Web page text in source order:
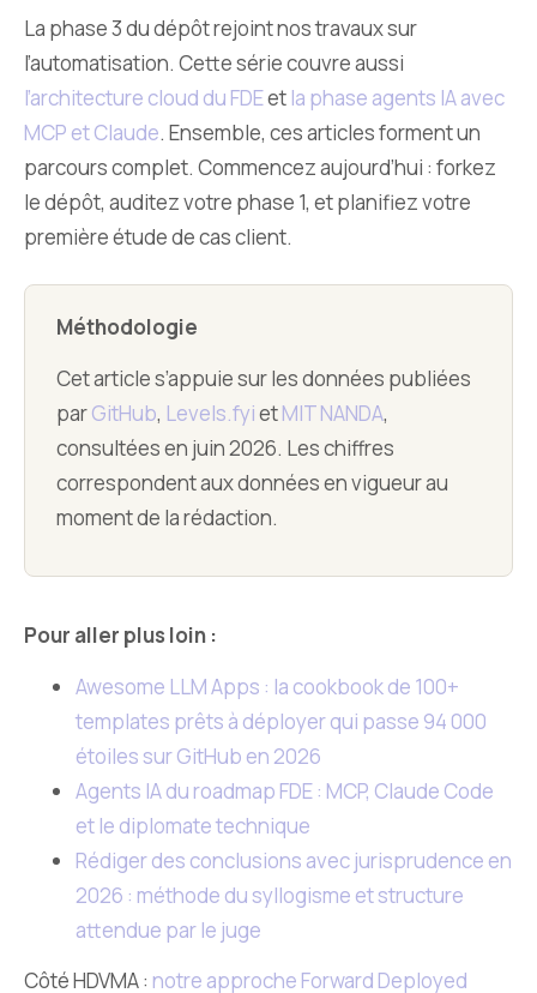
La phase 3 du dépôt rejoint nos travaux sur
l’automatisation. Cette série couvre aussi
l’architecture cloud du FDEet la phase agents IA avec
MCP et Claude. Ensemble, ces articles forment un
parcours complet. Commencez aujourd’hui : forkez
le dépôt, auditez votre phase 1, et planifiez votre
première étude de cas client.
Méthodologie
Cet article s’appuie sur les données publiées
parGitHub, Levels.fyietMIT NANDA,
consultées en juin 2026. Les chiffres
correspondent aux données en vigueur au
moment de la rédaction.
Pour aller plus loin :
Awesome LLM Apps : la cookbook de 100+
templates prêts à déployer qui passe 94 000
étoiles sur GitHub en 2026
Agents IA du roadmap FDE : MCP, Claude Code
et le diplomate technique
Rédiger des conclusions avec jurisprudence en
2026 : méthode du syllogisme et structure
attendue par le juge
Côté HDVMA : notre approche Forward Deployed